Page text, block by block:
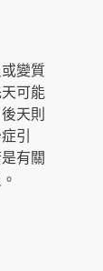
變質
可能
天則
引
有關